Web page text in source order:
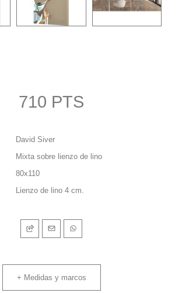
710 PTS
David Siver
Mixta sobre lienzo de lino
80x110
Lienzo de lino 4 cm.
+ Medidas y marcos